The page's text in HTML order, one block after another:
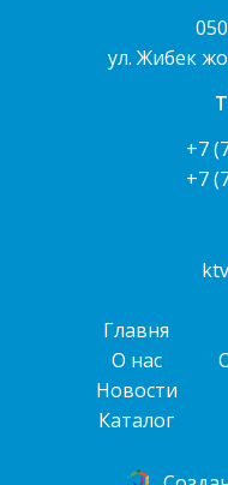
ул. Жибек
+7
+7
Главня
О нас
Новости
Каталог